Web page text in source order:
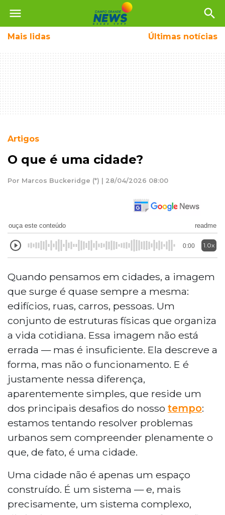
menu search
Mais lidas Últimas notícias
Artigos
O que é uma cidade?
Por Marcos Buckeridge (*) | 28/04/2026 08:00
ouça este conteúdo readme
0:00 1.0x
Quando pensamos em cidades, a imagem
que surge é quase sempre a mesma:
edifícios, ruas, carros, pessoas. Um
conjunto de estruturas físicas que organiza
a vida cotidiana. Essa imagem não está
errada — mas é insuficiente. Ela descreve a
forma, mas não o funcionamento. E é
justamente nessa diferença,
aparentemente simples, que reside um
dos principais desafios do nosso tempo:
estamos tentando resolver problemas
urbanos sem compreender plenamente o
que, de fato, é uma cidade.
Uma cidade não é apenas um espaço
construído. É um sistema — e, mais
precisamente, um sistema complexo,